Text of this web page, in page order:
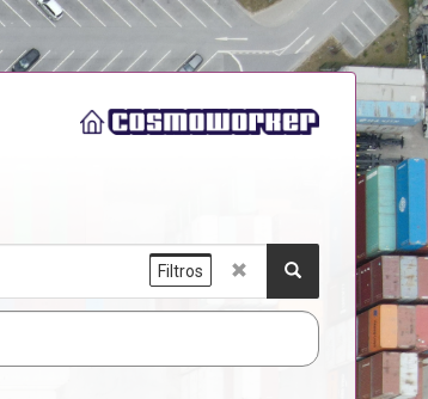
Filtros